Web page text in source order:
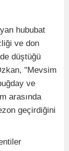
hububat
ve don
düştüğü
"Mevsim
ve
arasında
geçirdiğini